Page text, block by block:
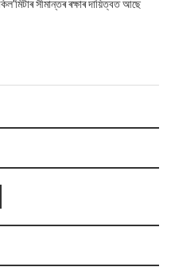
সীমান্তৰ ৰক্ষাৰ দায়িত্বত আছে